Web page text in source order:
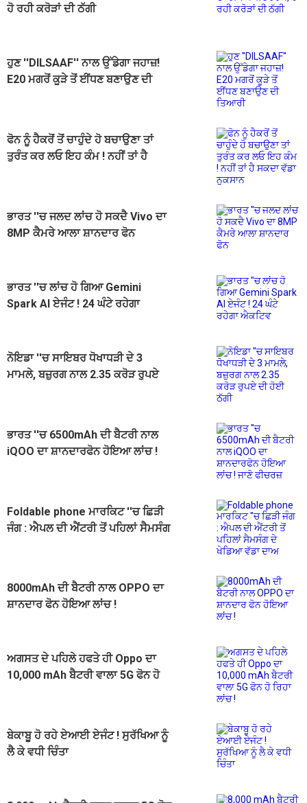
ਹੋ ਰਹੀ ਕਰੋੜਾਂ ਦੀ ਠੱਗੀ
ਹੁਣ ''DILSAAF'' ਨਾਲ ਉੱਡੇਗਾ ਜਹਾਜ਼!
E20 ਮਗਰੋਂ ਕੂੜੇ ਤੋਂ ਈਂਧਣ ਬਣਾਉਣ ਦੀ
ਫੋਨ ਨੂੰ ਹੈਕਰੋਂ ਤੋਂ ਚਾਹੁੰਦੇ ਹੋ ਬਚਾਉਣਾ ਤਾਂ
ਤੁਰੰਤ ਕਰ ਲਓ ਇਹ ਕੰਮ ! ਨਹੀਂ ਤਾਂ ਹੈ
ਭਾਰਤ ''ਚ ਜਲਦ ਲਾਂਚ ਹੋ ਸਕਦੈ Vivo ਦਾ
8MP ਕੈਮਰੇ ਆਲਾ ਸ਼ਾਨਦਾਰ ਫੋਨ
ਭਾਰਤ ''ਚ ਲਾਂਚ ਹੋ ਗਿਆ Gemini
Spark AI ਏਜੰਟ ! 24 ਘੰਟੇ ਰਹੇਗਾ
ਨੋਇਡਾ ''ਚ ਸਾਇਬਰ ਧੋਖਾਧੜੀ ਦੇ 3
ਮਾਮਲੇ, ਬਜ਼ੁਰਗ ਨਾਲ 2.35 ਕਰੋੜ ਰੁਪਏ
ਭਾਰਤ ''ਚ 6500mAh ਦੀ ਬੈਟਰੀ ਨਾਲ
iQOO ਦਾ ਸ਼ਾਨਦਾਰਫੋਨ ਹੋਇਆ ਲਾਂਚ !
Foldable phone ਮਾਰਕਿਟ ''ਚ ਛਿੜੀ
ਜੰਗ : ਐਪਲ ਦੀ ਐਂਟਰੀ ਤੋਂ ਪਹਿਲਾਂ ਸੈਮਸੰਗ
8000mAh ਦੀ ਬੈਟਰੀ ਨਾਲ OPPO ਦਾ
ਸ਼ਾਨਦਾਰ ਫੋਨ ਹੋਇਆ ਲਾਂਚ !
ਅਗਸਤ ਦੇ ਪਹਿਲੇ ਹਫਤੇ ਹੀ Oppo ਦਾ
10,000 mAh ਬੈਟਰੀ ਵਾਲਾ 5G ਫੋਨ ਹੋ
ਬੇਕਾਬੂ ਹੋ ਰਹੇ ਏਆਈ ਏਜੰਟ ! ਸੁਰੱਖਿਆ ਨੂੰ
ਲੈ ਕੇ ਵਧੀ ਚਿੰਤਾ